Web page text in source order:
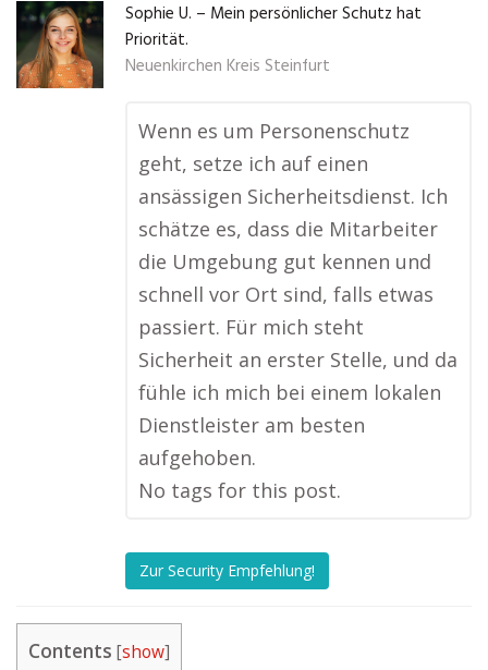
Sophie U. – Mein persönlicher Schutz hat
Priorität.
Neuenkirchen Kreis Steinfurt
Wenn es um Personenschutz
geht, setze ich auf einen
ansässigen Sicherheitsdienst. Ich
schätze es, dass die Mitarbeiter
die Umgebung gut kennen und
schnell vor Ort sind, falls etwas
passiert. Für mich steht
Sicherheit an erster Stelle, und da
fühle ich mich bei einem lokalen
Dienstleister am besten
aufgehoben.
No tags for this post.
Zur Security Empfehlung!
Contents [show]